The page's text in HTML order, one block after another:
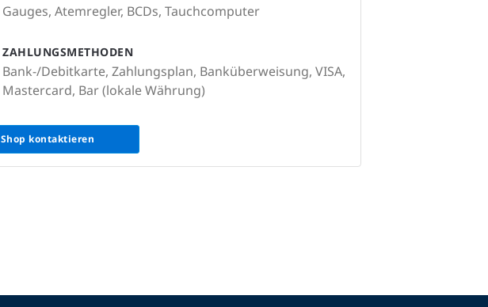
Gauges, Atemregler, BCDs, Tauchcomputer
ZAHLUNGSMETHODEN
Bank-/Debitkarte, Zahlungsplan, Banküberweisung, VISA,
Mastercard, Bar (lokale Währung)
Shop kontaktieren